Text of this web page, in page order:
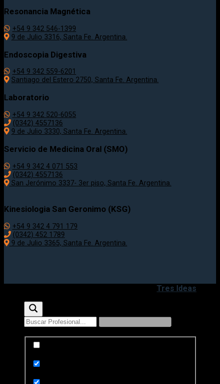
Resonancia Magnética
+54 9 342 546-1399
9 de Julio 3316, Santa Fe. Argentina.
Endoscopia Digestiva
+54 9 342 559-6201
Santiago del Estero 2750, Santa Fe. Argentina.
Laboratorio
+54 9 342 520-6055
(0342) 4557136
9 de Julio 3330, Santa Fe. Argentina.
Servicio de Medicina Oral (SMO)
+54 9 342 4 071 553
(0342) 4557136
San Jerónimo 3337- 3er piso, Santa Fe. Argentina.
Kinesiologia San Geronimo (KSG)
+54 9 342 4 791 179
(0342) 452 1789
9 de Julio 3365, Santa Fe. Argentina.
Tres Ideas